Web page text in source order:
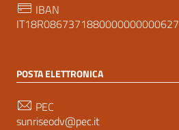
IBAN
IT18R0867371880000000000627
POSTA ELETTRONICA
PEC
sunriseodv@pec.it